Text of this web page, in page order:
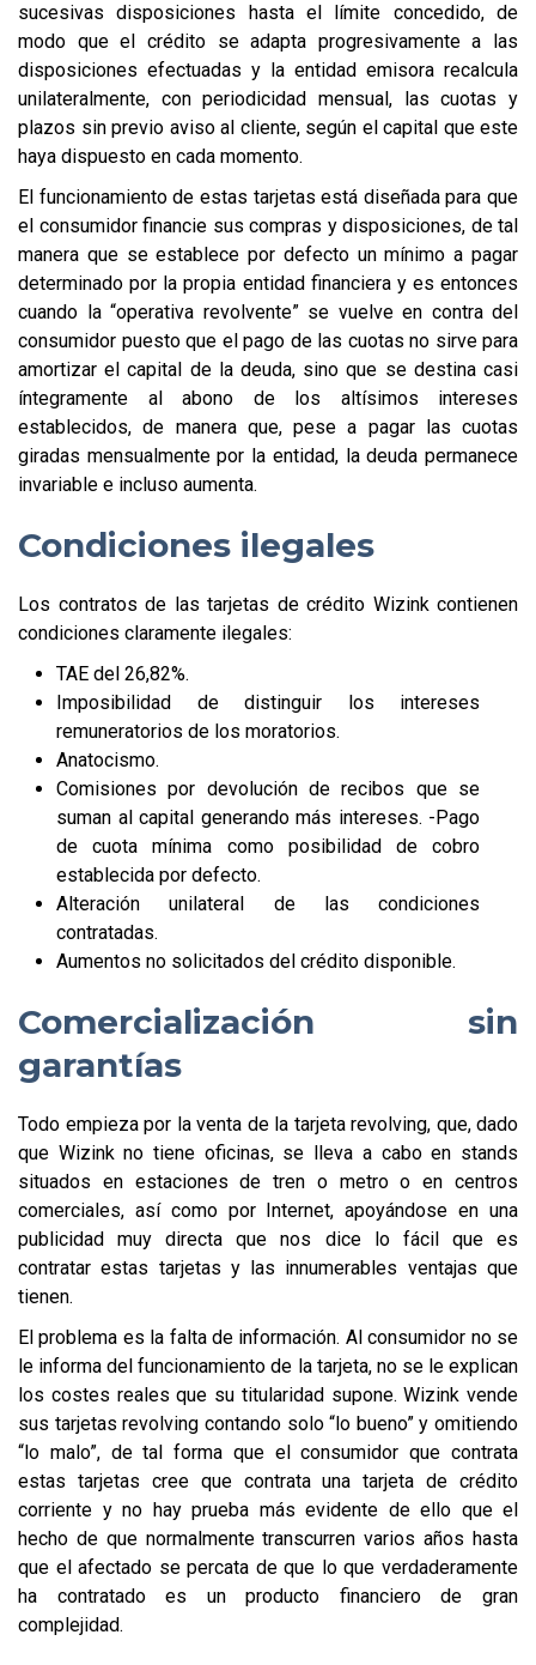
sucesivas disposiciones hasta el límite concedido, de
modo que el crédito se adapta progresivamente a las
disposiciones efectuadas y la entidad emisora recalcula
unilateralmente, con periodicidad mensual, las cuotas y
plazos sin previo aviso al cliente, según el capital que este
haya dispuesto en cada momento.
El funcionamiento de estas tarjetas está diseñada para que
el consumidor financie sus compras y disposiciones, de tal
manera que se establece por defecto un mínimo a pagar
determinado por la propia entidad financiera y es entonces
cuando la “operativa revolvente” se vuelve en contra del
consumidor puesto que el pago de las cuotas no sirve para
amortizar el capital de la deuda, sino que se destina casi
íntegramente al abono de los altísimos intereses
establecidos, de manera que, pese a pagar las cuotas
giradas mensualmente por la entidad, la deuda permanece
invariable e incluso aumenta.
Condiciones ilegales
Los contratos de las tarjetas de crédito Wizink contienen
condiciones claramente ilegales:
TAE del 26,82%.
Imposibilidad de distinguir los intereses
remuneratorios de los moratorios.
Anatocismo.
Comisiones por devolución de recibos que se
suman al capital generando más intereses. -Pago
de cuota mínima como posibilidad de cobro
establecida por defecto.
Alteración unilateral de las condiciones
contratadas.
Aumentos no solicitados del crédito disponible.
Comercialización sin
garantías
Todo empieza por la venta de la tarjeta revolving, que, dado
que Wizink no tiene oficinas, se lleva a cabo en stands
situados en estaciones de tren o metro o en centros
comerciales, así como por Internet, apoyándose en una
publicidad muy directa que nos dice lo fácil que es
contratar estas tarjetas y las innumerables ventajas que
tienen.
El problema es la falta de información. Al consumidor no se
le informa del funcionamiento de la tarjeta, no se le explican
los costes reales que su titularidad supone. Wizink vende
sus tarjetas revolving contando solo “lo bueno” y omitiendo
“lo malo”, de tal forma que el consumidor que contrata
estas tarjetas cree que contrata una tarjeta de crédito
corriente y no hay prueba más evidente de ello que el
hecho de que normalmente transcurren varios años hasta
que el afectado se percata de que lo que verdaderamente
ha contratado es un producto financiero de gran
complejidad.